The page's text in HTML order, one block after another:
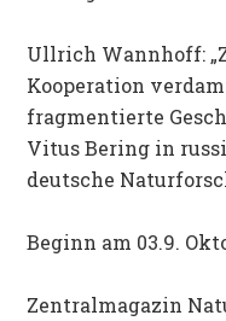
Ullrich Wannhoff:
Kooperation
fragmentierte
Vitus Bering in
deutsche
Beginn am 03.9.
Zentralmagazin